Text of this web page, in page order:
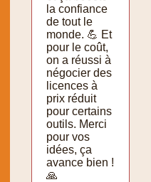
la confiance
de tout le
monde. 💪 Et
pour le coût,
on a réussi à
négocier des
licences à
prix réduit
pour certains
outils. Merci
pour vos
idées, ça
avance bien !
🙏